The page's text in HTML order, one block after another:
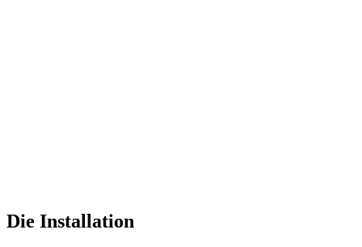
Die Installation